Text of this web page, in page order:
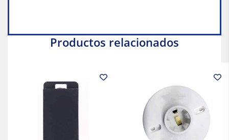
Productos relacionados